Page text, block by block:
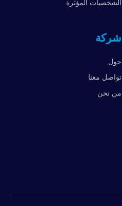
الشخصيات المؤثرة
شركة
حول
تواصل معنا
من نحن